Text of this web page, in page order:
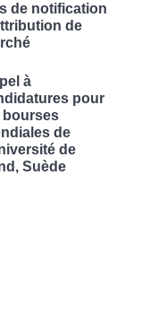
de notification
de
à
pour
bourses
de
de
Suède